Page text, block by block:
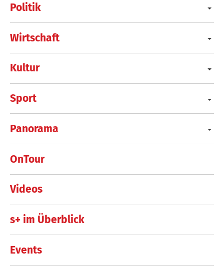
Politik
Wirtschaft
Kultur
Sport
Panorama
OnTour
Videos
s+ im Überblick
Events